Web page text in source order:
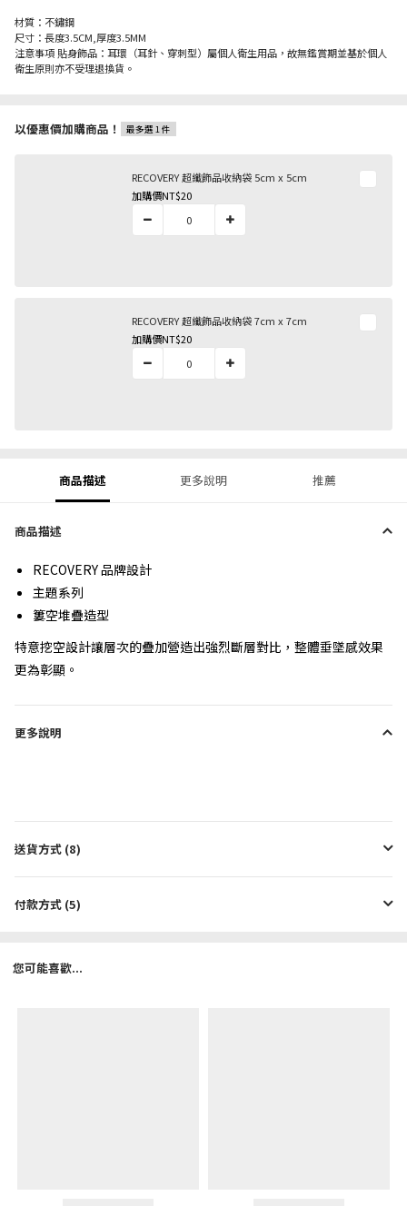
材質：不鏽鋼
尺寸：長度3.5CM,厚度3.5MM
注意事項 貼身飾品：耳環（耳針、穿刺型）屬個人衛生用品，故無鑑賞期並基於個人
衛生原則亦不受理退換貨。
以優惠價加購商品！ 最多選 1 件
RECOVERY 超纖飾品收納袋 5cm x 5cm
加購價NT$20
RECOVERY 超纖飾品收納袋 7cm x 7cm
加購價NT$20
商品描述 更多說明 推薦
商品描述
RECOVERY 品牌設計
主題系列
簍空堆疊造型
特意挖空設計讓層次的疊加營造出強烈斷層對比，整體垂墜感效果
更為彰顯。
更多說明
送貨方式 (8)
付款方式 (5)
您可能喜歡...